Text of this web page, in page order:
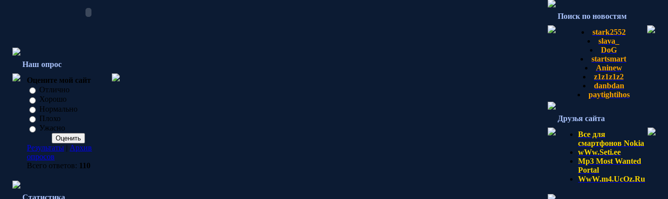
Наш опрос
Оцените мой сайт
Отлично
Хорошо
Нормально
Плохо
Ужасно
Результаты | Архив
опросов
Всего ответов: 110
Статистика
Поиск по новостям
stark2552
slava_
DoG
startsmart
Aninew
z1z1z1z2
danbdan
paytightihos
Друзья сайта
Все для
смартфонов Nokia
wWw.Seti.ee
Mp3 Most Wanted
Portal
WwW.m4.UcOz.Ru